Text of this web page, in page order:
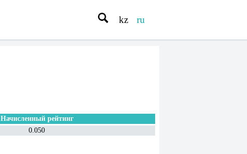
kz ru
Начисленный рейтинг
0.050